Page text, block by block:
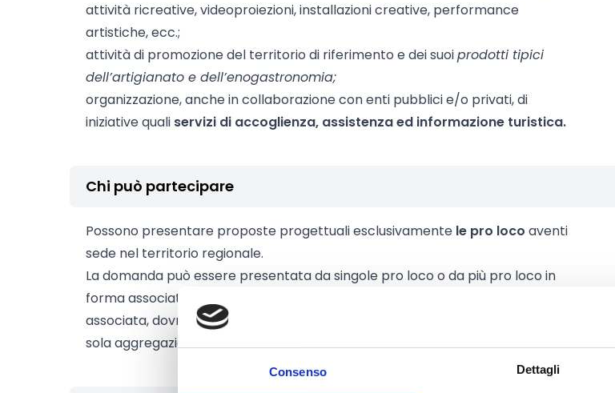
Consenso Dettagli
attività ricreative, videoproiezioni, installazioni creative, performance
artistiche, ecc.;
attività di promozione del territorio di riferimento e dei suoiprodotti tipici
dell’artigianato e dell’enogastronomia;
organizzazione, anche in collaborazione con enti pubblici e/o privati, di
iniziative quali servizi di accoglienza, assistenza ed informazione turistica.
Chi può partecipare
Possono presentare proposte progettuali esclusivamente le pro loco aventi
sede nel territorio regionale.
La domanda può essere presentata da singole pro loco o da più pro loco in
forma associata. Le pro loco, per poter presentare domanda in forma
associata, dovranno aggregarsi medi e ogni pro loco potrà fare parte di una
sola aggregazione e potrà presentare una sola proposta progettuale.